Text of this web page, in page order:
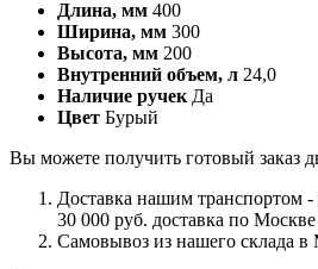
Длина, мм 400
Ширина, мм 300
Высота, мм 200
Внутренний объем, л 24,0
Наличие ручек Да
Цвет Бурый
Вы можете получить готовый заказ
Доставка нашим транспортом -
30 000 руб. доставка по
Самовывоз из нашего склада в